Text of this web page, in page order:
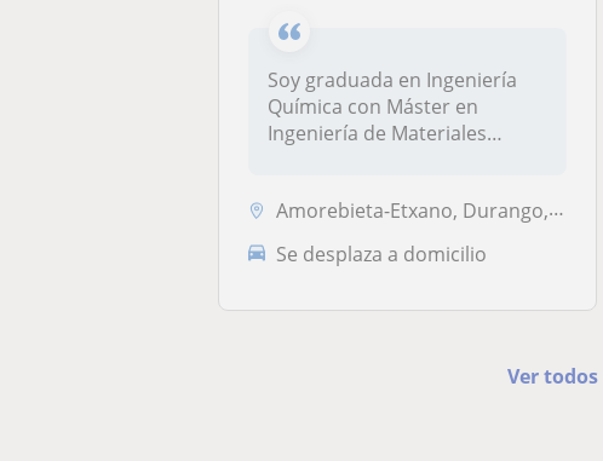
Soy graduada en Ingeniería
Química con Máster en
Ingeniería de Materiales
Amorebieta-Etxano, Durango, Galdakao, Iurreta, Lemoa
Se desplaza a domicilio
Ver